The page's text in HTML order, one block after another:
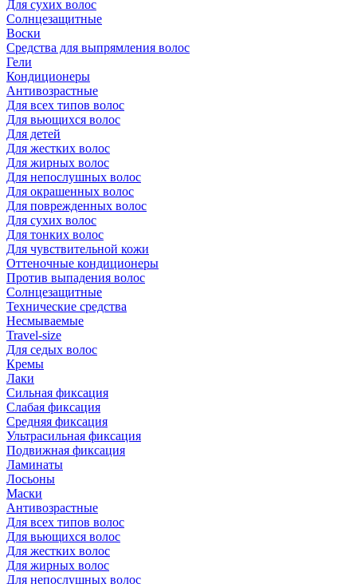
Для сухих волос
Солнцезащитные
Воски
Средства для выпрямления волос
Гели
Кондиционеры
Антивозрастные
Для всех типов волос
Для вьющихся волос
Для детей
Для жестких волос
Для жирных волос
Для непослушных волос
Для окрашенных волос
Для поврежденных волос
Для сухих волос
Для тонких волос
Для чувствительной кожи
Оттеночные кондиционеры
Против выпадения волос
Солнцезащитные
Технические средства
Несмываемые
Travel-size
Для седых волос
Кремы
Лаки
Сильная фиксация
Слабая фиксация
Средняя фиксация
Ультрасильная фиксация
Подвижная фиксация
Ламинаты
Лосьоны
Маски
Антивозрастные
Для всех типов волос
Для вьющихся волос
Для жестких волос
Для жирных волос
Для непослушных волос